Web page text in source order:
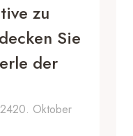
zu
Sie
der
20. Oktober